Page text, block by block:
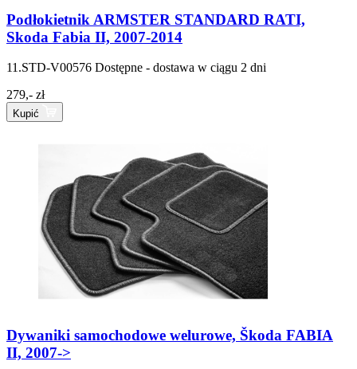
Podłokietnik ARMSTER STANDARD RATI,
Skoda Fabia II, 2007-2014
11.STD-V00576 Dostępne - dostawa w ciągu 2 dni
279,- zł
Kupić
Dywaniki samochodowe welurowe, Škoda FABIA
II, 2007->